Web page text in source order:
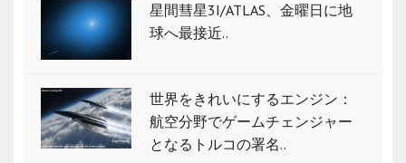
星間彗星3I/ATLAS、金曜日に地
球へ最接近..
世界をきれいにするエンジン：
航空分野でゲームチェンジャー
となるトルコの署名..